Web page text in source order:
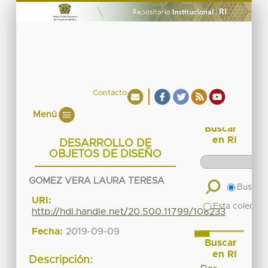
Contacto
Menú
DESARROLLO DE
OBJETOS DE DISEÑO
GOMEZ VERA LAURA TERESA
URI:
http://hdl.handle.net/20.500.11799/108233
Fecha: 2019-09-09
Descripción:
Buscar
en RI
Buscar
Esta
Buscar
en RI